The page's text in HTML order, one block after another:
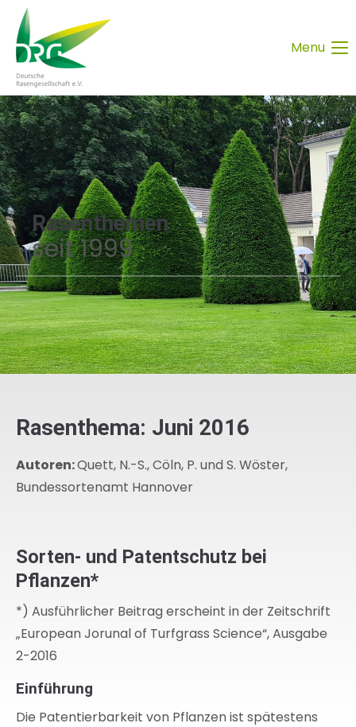
Menu
Rasenthemen
seit 1999
Rasenthema: Juni 2016
Autoren:Quett, N.-S., Cöln, P. und S. Wöster,
Bundessortenamt Hannover
Sorten- und Patentschutz bei
Pflanzen*
*) Ausführlicher Beitrag erscheint in der Zeitschrift
„European Jorunal of Turfgrass Science“, Ausgabe
2-2016
Einführung
Die Patentierbarkeit von Pflanzen ist spätestens